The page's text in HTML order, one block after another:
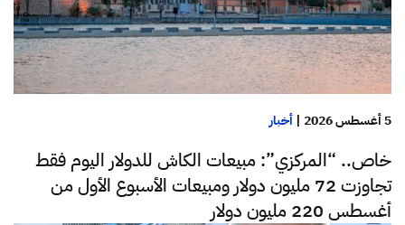
5 أغسطس 2026 | أخبار
خاص.. “المركزي”: مبيعات الكاش للدولار اليوم فقط
تجاوزت 72 مليون دولار ومبيعات الأسبوع الأول من
أغسطس 220 مليون دولار